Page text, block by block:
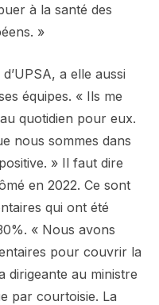
à la santé des
»
a elle aussi
équipes. « Ils me
quotidien pour eux.
nous sommes dans
» Il faut dire
en 2022. Ce sont
qui ont été
« Nous avons
pour couvrir la
dirigeante au ministre
par courtoisie. La